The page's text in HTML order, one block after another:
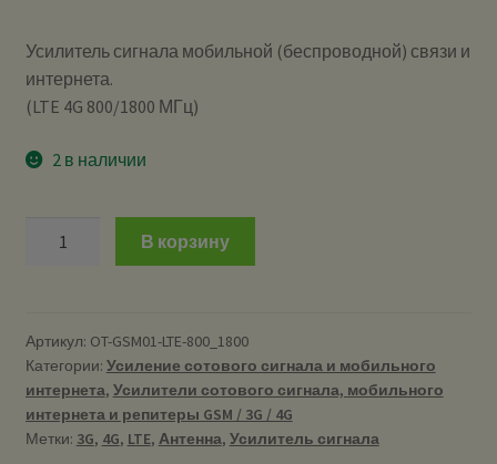
Усилитель сигнала мобильной (беспроводной) связи и
интернета.
(LTE 4G 800/1800 МГц)
2 в наличии
(LTE
4G
800/1800)
-
Усилитель
В корзину
Артикул: OT-GSM01-LTE-800_1800
Категории: Усиление сотового сигнала и мобильного
интернета, Усилители сотового сигнала, мобильного
интернета и репитеры GSM / 3G / 4G
Метки: 3G, 4G, LTE, Антенна, Усилитель сигнала